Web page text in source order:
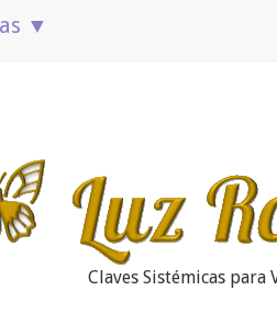
▼
Claves Sistémicas para